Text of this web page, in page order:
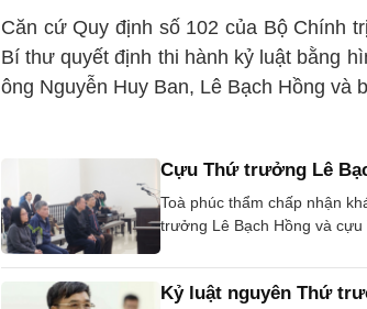
Căn cứ Quy định số 102 của Bộ Chính
Bí thư quyết định thi hành kỷ luật bằng
ông Nguyễn Huy Ban, Lê Bạch Hồng và
Cựu Thứ trưởng Lê
Toà phúc thẩm chấp nhận
trưởng Lê Bạch Hồng và cựu
Kỷ luật nguyên Thứ